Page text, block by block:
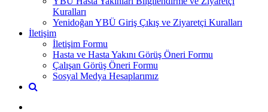
Kuralları
Yenidoğan YBÜ Giriş Çıkış ve Ziyaretçi Kuralları
İletişim
İletişim Formu
Hasta ve Hasta Yakını Görüş Öneri Formu
Çalışan Görüş Öneri Formu
Sosyal Medya Hesaplarımız